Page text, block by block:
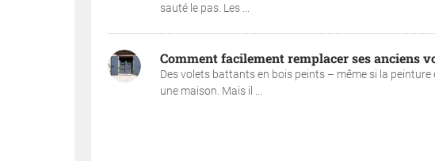
sauté le pas. Les ...
Comment facilement remplacer ses anciens
Des volets battants en bois peints – même si la
une maison. Mais il ...